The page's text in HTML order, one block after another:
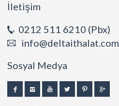
İletişim
0212 511 6210 (Pbx)
info@deltaithalat.com
Sosyal Medya